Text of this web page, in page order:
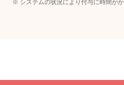
※ システムの状況により付与に時間がか